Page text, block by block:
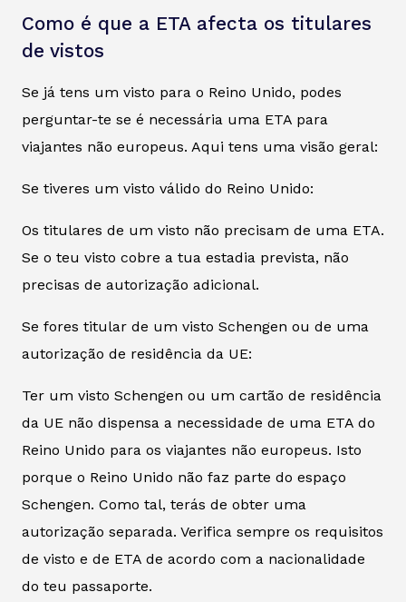
Como é que a ETA afecta os titulares
de vistos
Se já tens um visto para o Reino Unido, podes
perguntar-te se é necessária uma ETA para
viajantes não europeus. Aqui tens uma visão geral:
Se tiveres um visto válido do Reino Unido:
Os titulares de um visto não precisam de uma ETA.
Se o teu visto cobre a tua estadia prevista, não
precisas de autorização adicional.
Se fores titular de um visto Schengen ou de uma
autorização de residência da UE:
Ter um visto Schengen ou um cartão de residência
da UE não dispensa a necessidade de uma ETA do
Reino Unido para os viajantes não europeus. Isto
porque o Reino Unido não faz parte do espaço
Schengen. Como tal, terás de obter uma
autorização separada. Verifica sempre os requisitos
de visto e de ETA de acordo com a nacionalidade
do teu passaporte.